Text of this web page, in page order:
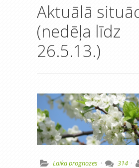
Aktuālā
(nedēļa līdz
26.5.13.)
Laika prognozes · 314 ·